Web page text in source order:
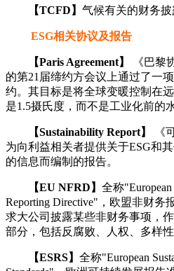
【TCFD】 气候有关的财务披
ESG相关协议及报告
【Paris Agreement】
《巴黎
的第21届缔约方会议上通过了一
约。其目标是将全球变暖控制在
是1.5摄氏度，而不是工业化前的
【Sustainability Report】
《
为向利益相关者提供关于ESG和
的信息而编制的报告。
【EU NFRD】 全称
Reporting Directive"，欧盟非财务
求大公司披露某些非财务事项，
部分，包括反腐败、人权、多样性
【ESRS】 全称"European